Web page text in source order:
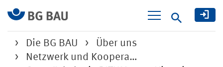
Suche
Die BG BAU
Über uns
Netzwerk und Koopera…